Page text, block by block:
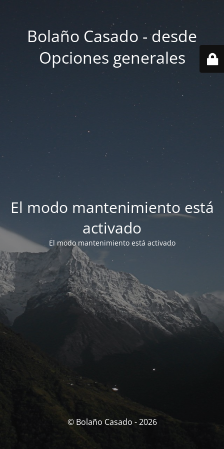
Bolaño Casado - desde
Opciones generales
El modo mantenimiento está
activado
El modo mantenimiento está activado
© Bolaño Casado - 2026